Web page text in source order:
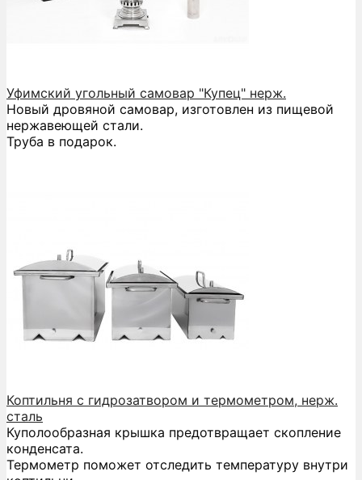
Уфимский угольный самовар "Купец" нерж.
Новый дровяной самовар, изготовлен из пищевой
нержавеющей стали.
Труба в подарок.
Коптильня с гидрозатвором и термометром, нерж.
сталь
Куполообразная крышка предотвращает скопление
конденсата.
Термометр поможет отследить температуру внутри